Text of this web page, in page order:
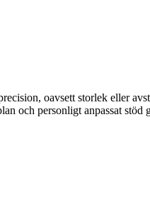
oavsett storlek eller
och personligt anpassat stöd